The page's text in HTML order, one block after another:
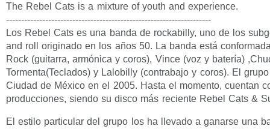
The Rebel Cats is a mixture of youth and experience.
--------------------------------------------------------------------
Los Rebel Cats es una banda de rockabilly, uno de los
and roll originado en los años 50. La banda está
Rock (guitarra, armónica y coros), Vince (voz y batería)
Tormenta(Teclados) y Lalobilly (contrabajo y coros). El
Ciudad de México en el 2005. Hasta el momento, cuentan
producciones, siendo su disco más reciente Rebel Cats &
El estilo particular del grupo los ha llevado a ganarse una